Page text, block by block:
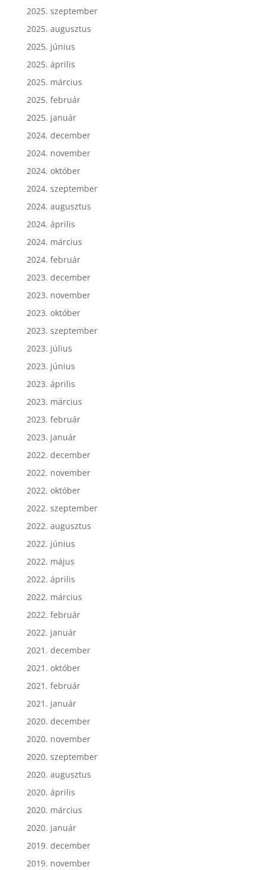
2025. szeptember
2025. augusztus
2025. június
2025. április
2025. március
2025. február
2025. január
2024. december
2024. november
2024. október
2024. szeptember
2024. augusztus
2024. április
2024. március
2024. február
2023. december
2023. november
2023. október
2023. szeptember
2023. július
2023. június
2023. április
2023. március
2023. február
2023. január
2022. december
2022. november
2022. október
2022. szeptember
2022. augusztus
2022. június
2022. május
2022. április
2022. március
2022. február
2022. január
2021. december
2021. október
2021. február
2021. január
2020. december
2020. november
2020. szeptember
2020. augusztus
2020. április
2020. március
2020. január
2019. december
2019. november